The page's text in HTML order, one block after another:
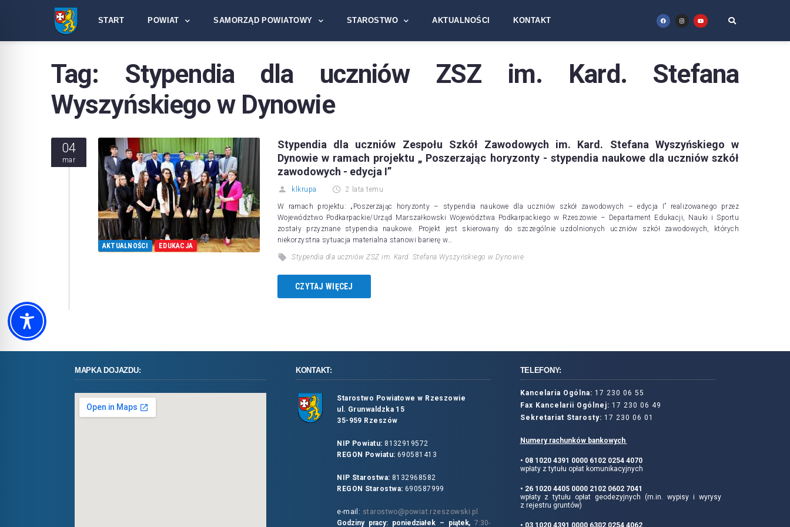
START POWIAT SAMORZĄD POWIATOWY STAROSTWO AKTUALNOŚCI KONTAKT
Tag: Stypendia dla uczniów ZSZ im. Kard. Stefana
Wyszyńskiego w Dynowie
04
mar
AKTUALNOŚCI EDUKACJA
Stypendia dla uczniów Zespołu Szkół Zawodowych im. Kard. Stefana Wyszyńskiego w
Dynowie w ramach projektu „ Poszerzając horyzonty - stypendia naukowe dla uczniów szkół
zawodowych - edycja I”
klkrupa 2 lata temu
W ramach projektu: „Poszerzając horyzonty – stypendia naukowe dla uczniów szkół zawodowych – edycja I” realizowanego przez
Województwo Podkarpackie/Urząd Marszałkowski Województwa Podkarpackiego w Rzeszowie – Departament Edukacji, Nauki i Sportu
zostały przyznane stypendia naukowe. Projekt jest skierowany do szczególnie uzdolnionych uczniów szkół zawodowych, których
niekorzystna sytuacja materialna stanowi barierę w…
Stypendia dla uczniów ZSZ im. Kard. Stefana Wyszyńskiego w Dynowie
CZYTAJ WIĘCEJ
MAPKA DOJAZDU: KONTAKT:
Starostwo Powiatowe w Rzeszowie
ul. Grunwaldzka 15
35-959 Rzeszów
NIP Powiatu: 8132919572
REGON Powiatu: 690581413
NIP Starostwa: 8132968582
REGON Starostwa: 690587999
e-mail: starostwo@powiat.rzeszowski.pl
Godziny pracy: poniedziałek – piątek,7:30-
TELEFONY:
Kancelaria Ogólna: 17 230 06 55
Fax Kancelarii Ogólnej: 17 230 06 49
Sekretariat Starosty: 17 230 06 01
Numery rachunków bankowych
• 08 1020 4391 0000 6102 0254 4070
wpłaty z tytułu opłat komunikacyjnych
• 26 1020 4405 0000 2102 0602 7041
wpłaty z tytułu opłat geodezyjnych (m.in. wypisy i wyrysy
z rejestru gruntów)
• 03 1020 4391 0000 6302 0254 4062